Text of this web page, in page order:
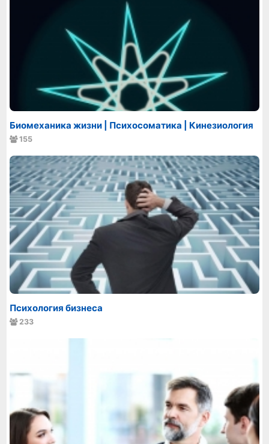
Биомеханика жизни | Психосоматика | Кинезиология
155
Психология бизнеса
233